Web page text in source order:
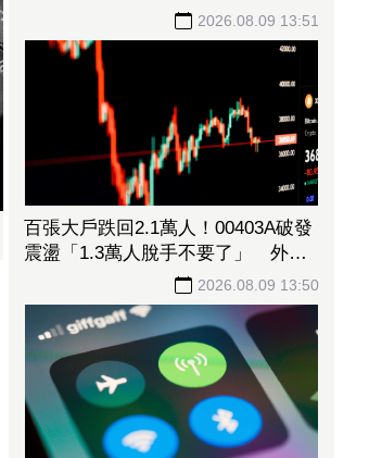
燕：共創未來、有商有量2026.08.09 13:51
百張大戶跌回2.1萬人！00403A破發
震盪「1.3萬人脫手不要了」 外資
2026.08.09 13:50